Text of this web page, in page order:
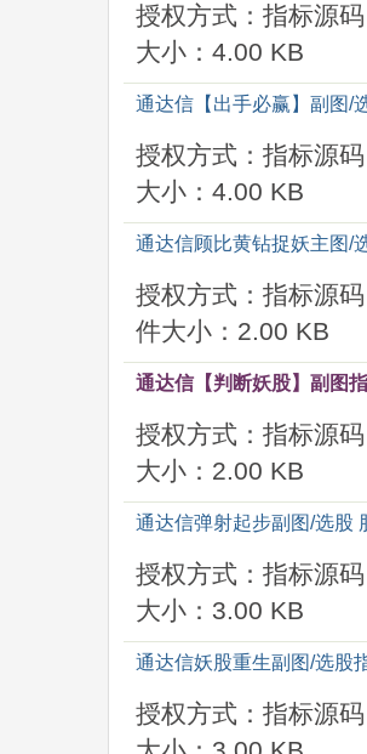
授权方式：指标源码
大小：4.00 KB
通达信【出手必赢】副图/
授权方式：指标源码
大小：4.00 KB
通达信顾比黄钻捉妖主图/
授权方式：指标源码
件大小：2.00 KB
通达信【判断妖股】副图
授权方式：指标源码
大小：2.00 KB
通达信弹射起步副图/选股
授权方式：指标源码
大小：3.00 KB
通达信妖股重生副图/选股
授权方式：指标源码